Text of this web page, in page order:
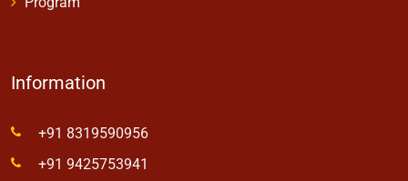
Information
+91 8319590956
+91 9425753941